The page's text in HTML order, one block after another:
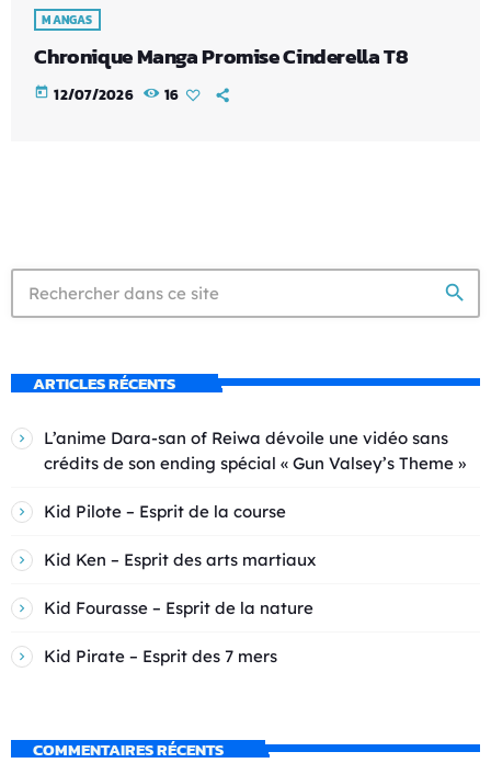
MANGAS
Chronique Manga Promise Cinderella T8
today 12/07/2026 16
search
ARTICLES RÉCENTS
L’anime Dara-san of Reiwa dévoile une vidéo sans
crédits de son ending spécial « Gun Valsey’s Theme »
Kid Pilote – Esprit de la course
Kid Ken – Esprit des arts martiaux
Kid Fourasse – Esprit de la nature
Kid Pirate – Esprit des 7 mers
COMMENTAIRES RÉCENTS